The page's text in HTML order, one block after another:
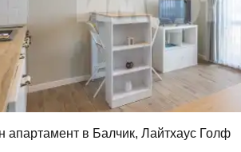
апартамент в Балчик, Лайтхаус Голф